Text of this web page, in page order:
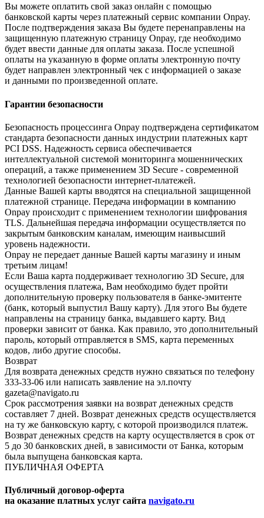
Вы можете оплатить свой заказ онлайн с помощью
банковской карты через платежный сервис компании Onpay.
После подтверждения заказа Вы будете перенаправлены на
защищенную платежную страницу Onpay, где необходимо
будет ввести данные для оплаты заказа. После успешной
оплаты на указанную в форме оплаты электронную почту
будет направлен электронный чек с информацией о заказе
и данными по произведенной оплате.
Гарантии безопасности
Безопасность процессинга Onpay подтверждена сертификатом
стандарта безопасности данных индустрии платежных карт
PCI DSS. Надежность сервиса обеспечивается
интеллектуальной системой мониторинга мошеннических
операций, а также применением 3D Secure - современной
технологией безопасности интернет-платежей.
Данные Вашей карты вводятся на специальной защищенной
платежной странице. Передача информации в компанию
Onpay происходит с применением технологии шифрования
TLS. Дальнейшая передача информации осуществляется по
закрытым банковским каналам, имеющим наивысший
уровень надежности.
Onpay не передает данные Вашей карты магазину и иным
третьим лицам!
Если Ваша карта поддерживает технологию 3D Secure, для
осуществления платежа, Вам необходимо будет пройти
дополнительную проверку пользователя в банке-эмитенте
(банк, который выпустил Вашу карту). Для этого Вы будете
направлены на страницу банка, выдавшего карту. Вид
проверки зависит от банка. Как правило, это дополнительный
пароль, который отправляется в SMS, карта переменных
кодов, либо другие способы.
Возврат
Для возврата денежных средств нужно связаться по телефону
333-33-06 или написать заявление на эл.почту
gazeta@navigato.ru
Срок рассмотрения заявки на возврат денежных средств
составляет 7 дней. Возврат денежных средств осуществляется
на ту же банковскую карту, с которой производился платеж.
Возврат денежных средств на карту осуществляется в срок от
5 до 30 банковских дней, в зависимости от Банка, которым
была выпущена банковская карта.
ПУБЛИЧНАЯ ОФЕРТА
Публичный договор-оферта
на оказание платных услуг сайта navigato.ru